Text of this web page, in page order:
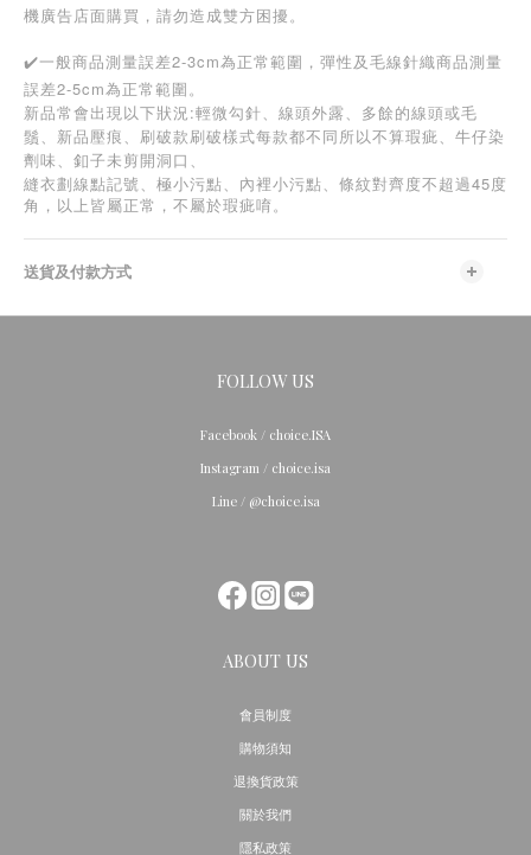
機廣告店面購買，請勿造成雙方困擾。
✔️一般商品測量誤差2-3cm為正常範圍，彈性及毛線針織商品測量
誤差2-5cm為正常範圍。
新品常會出現以下狀況:輕微勾針、線頭外露、多餘的線頭或毛
鬚、新品壓痕、刷破款刷破樣式每款都不同所以不算瑕疵、牛仔染
劑味、釦子未剪開洞口、
縫衣劃線點記號、極小污點、內裡小污點、條紋對齊度不超過45 度
角，以上皆屬正常，不屬於瑕疵唷。
送貨及付款方式
FOLLOW US
Facebook / choice.ISA
Instagram / choice.isa
Line / @choice.isa
ABOUT US
會員制度
購物須知
退換貨政策
關於我們
隱私政策